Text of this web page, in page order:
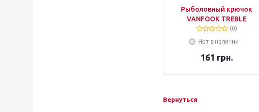
Рыболовный крючок
VANFOOK TREBLE
(0)
Нет в наличии
161 грн.
Вернуться